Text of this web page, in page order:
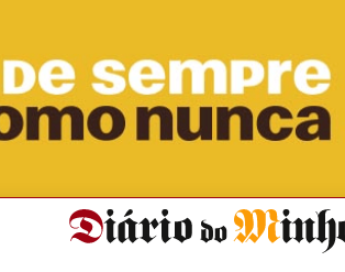
Minha Gráfica DM Livraria DM